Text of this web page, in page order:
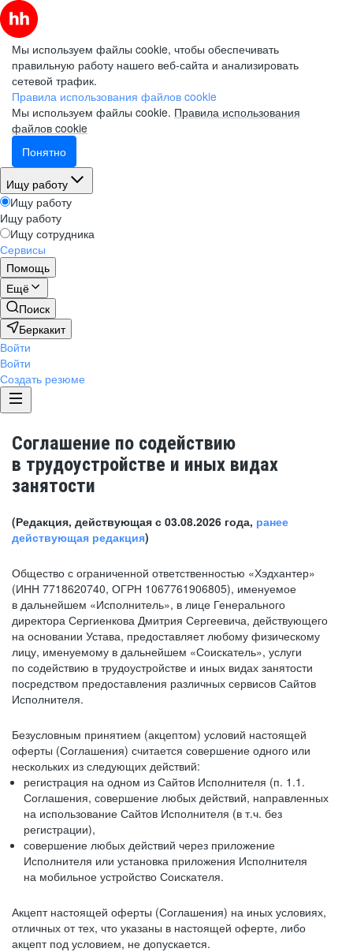
Мы используем файлы cookie, чтобы обеспечивать
правильную работу нашего веб-сайта и анализировать
сетевой трафик.
Правила использования файлов cookie
Мы используем файлы cookie. Правила использования
файлов cookie
Понятно
Ищу работу
Ищу работу
Ищу работу
Ищу сотрудника
Сервисы
Помощь
Ещё
Поиск
Беркакит
Войти
Войти
Создать резюме
Соглашение по содействию
в трудоустройстве и иных видах
занятости
(Редакция, действующая с 03.08.2026 года, ранее
действующая редакция)
Общество с ограниченной ответственностью «Хэдхантер»
(ИНН 7718620740, ОГРН 1067761906805), именуемое
в дальнейшем «Исполнитель», в лице Генерального
директора Сергиенкова Дмитрия Сергеевича, действующего
на основании Устава, предоставляет любому физическому
лицу, именуемому в дальнейшем «Соискатель», услуги
по содействию в трудоустройстве и иных видах занятости
посредством предоставления различных сервисов Сайтов
Исполнителя.
Безусловным принятием (акцептом) условий настоящей
оферты (Соглашения) считается совершение одного или
нескольких из следующих действий:
регистрация на одном из Сайтов Исполнителя (п. 1.1.
Соглашения, совершение любых действий, направленных
на использование Сайтов Исполнителя (в т.ч. без
регистрации),
совершение любых действий через приложение
Исполнителя или установка приложения Исполнителя
на мобильное устройство Соискателя.
Акцепт настоящей оферты (Соглашения) на иных условиях,
отличных от тех, что указаны в настоящей оферте, либо
акцепт под условием, не допускается.